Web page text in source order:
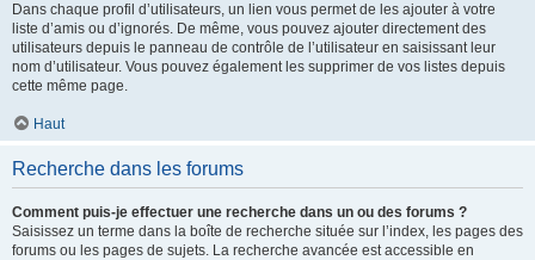
Dans chaque profil d’utilisateurs, un lien vous permet de les ajouter à votre
liste d’amis ou d’ignorés. De même, vous pouvez ajouter directement des
utilisateurs depuis le panneau de contrôle de l’utilisateur en saisissant leur
nom d’utilisateur. Vous pouvez également les supprimer de vos listes depuis
cette même page.
Haut
Recherche dans les forums
Comment puis-je effectuer une recherche dans un ou des forums ?
Saisissez un terme dans la boîte de recherche située sur l’index, les pages des
forums ou les pages de sujets. La recherche avancée est accessible en